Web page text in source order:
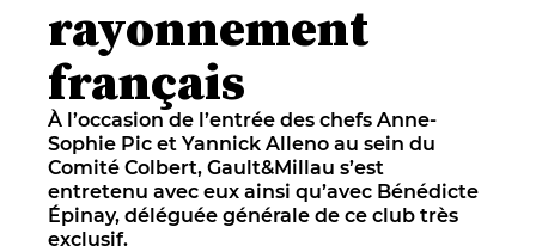
rayonnement
français
À l’occasion de l’entrée des chefs Anne-
Sophie Pic et Yannick Alleno au sein du
Comité Colbert, Gault&Millau s’est
entretenu avec eux ainsi qu’avec Bénédicte
Épinay, déléguée générale de ce club très
exclusif.